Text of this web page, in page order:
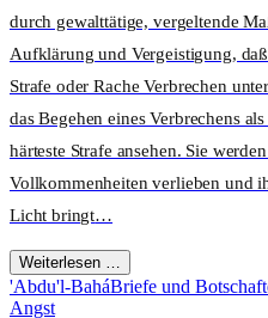
durch gewalttätige, vergeltende
Aufklärung und Vergeistigung,
Strafe oder Rache Verbrechen
das Begehen eines Verbrechens
härteste Strafe ansehen. Sie
Vollkommenheiten verlieben und
Licht bringt…
Weiterlesen …
'Abdu'l-BaháBriefe und
Angst